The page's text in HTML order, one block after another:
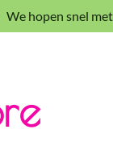
We hopen snel